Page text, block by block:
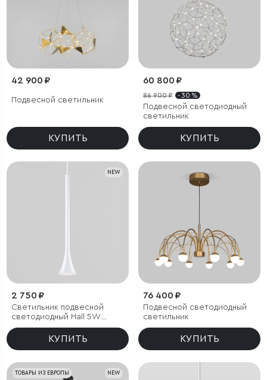
42 900 ₽
Подвесной светильник
КУПИТЬ
60 800 ₽
86 900 ₽ - 30 %
Подвесной светодиодный
светильник
КУПИТЬ
NEW
2 750 ₽
Светильник подвесной
светодиодный Hall 5W
3000K белый
КУПИТЬ
76 400 ₽
Подвесной светодиодный
светильник
КУПИТЬ
NEW
ТОВАРЫ ИЗ ЕВРОПЫ